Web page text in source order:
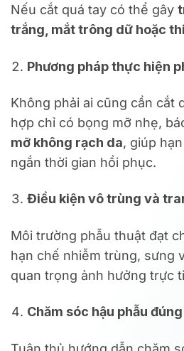
Nếu cắt quá tay có thể gây
trắng, mắt trông dữ hoặc
Phương pháp thực hiện
Không phải ai cũng cần cắt
hợp chỉ có bọng mỡ nhẹ,
mỡ không rạch da, giúp
ngắn thời gian hồi phục.
Điều kiện vô trùng và
Môi trường phẫu thuật đạt
hạn chế nhiễm trùng, sưng
quan trọng ảnh hưởng trực
Chăm sóc hậu phẫu